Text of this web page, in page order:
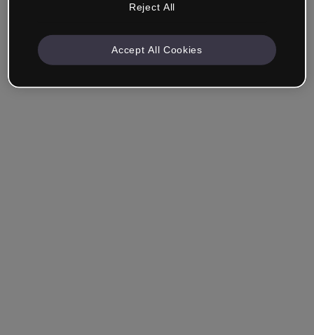
Angemeldet bleiben Hast du dein Passwort vergessen?
Reject All
Accept All Cookies